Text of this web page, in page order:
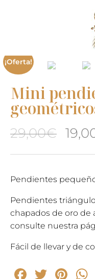
¡Oferta!
Mini
29,00€ El
era:
Pendientes
Pendientes
chapados de oro de
consulte nuestra
Fácil de llevar y de